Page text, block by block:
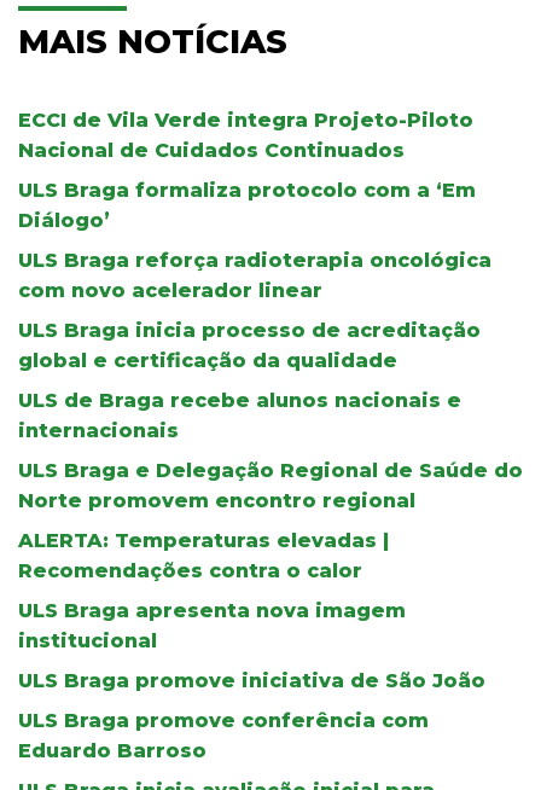
MAIS NOTÍCIAS
ECCI de Vila Verde integra Projeto-Piloto
Nacional de Cuidados Continuados
ULS Braga formaliza protocolo com a ‘Em
Diálogo’
ULS Braga reforça radioterapia oncológica
com novo acelerador linear
ULS Braga inicia processo de acreditação
global e certificação da qualidade
ULS de Braga recebe alunos nacionais e
internacionais
ULS Braga e Delegação Regional de Saúde do
Norte promovem encontro regional
ALERTA: Temperaturas elevadas |
Recomendações contra o calor
ULS Braga apresenta nova imagem
institucional
ULS Braga promove iniciativa de São João
ULS Braga promove conferência com
Eduardo Barroso